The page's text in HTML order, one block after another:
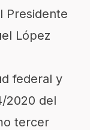
Presidente
López
federal y
2020 del
tercer